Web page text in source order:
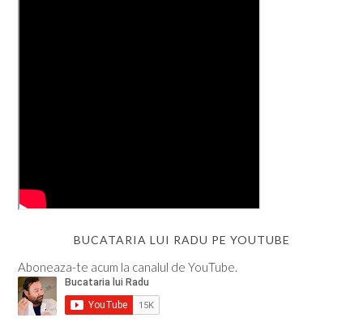
BUCATARIA LUI RADU PE YOUTUBE
Aboneaza-te acum la canalul de YouTube.